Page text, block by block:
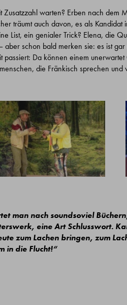
warten? Erben nach dem
träumt auch davon, es als
List, ein genialer Trick? Elena, die
schon bald merken sie: es ist
Da können einem
die Fränkisch sprechen und
man nach soundsoviel
eine Art Schlusswort.
zum Lachen bringen, zum
in die Flucht!“